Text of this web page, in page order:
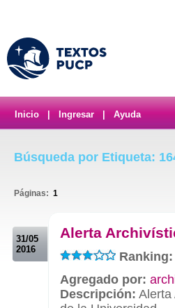
Inicio Ingresar Ayuda
Búsqueda por Etiqueta:
Páginas: 1
31/05
2016
Alerta
Ranking:
Agregado por:
Descripción: Alerta